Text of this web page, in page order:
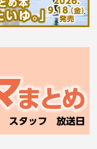
、明日海りお／峯村リ
一郎
広、高橋史典
hair&make／横山雷志